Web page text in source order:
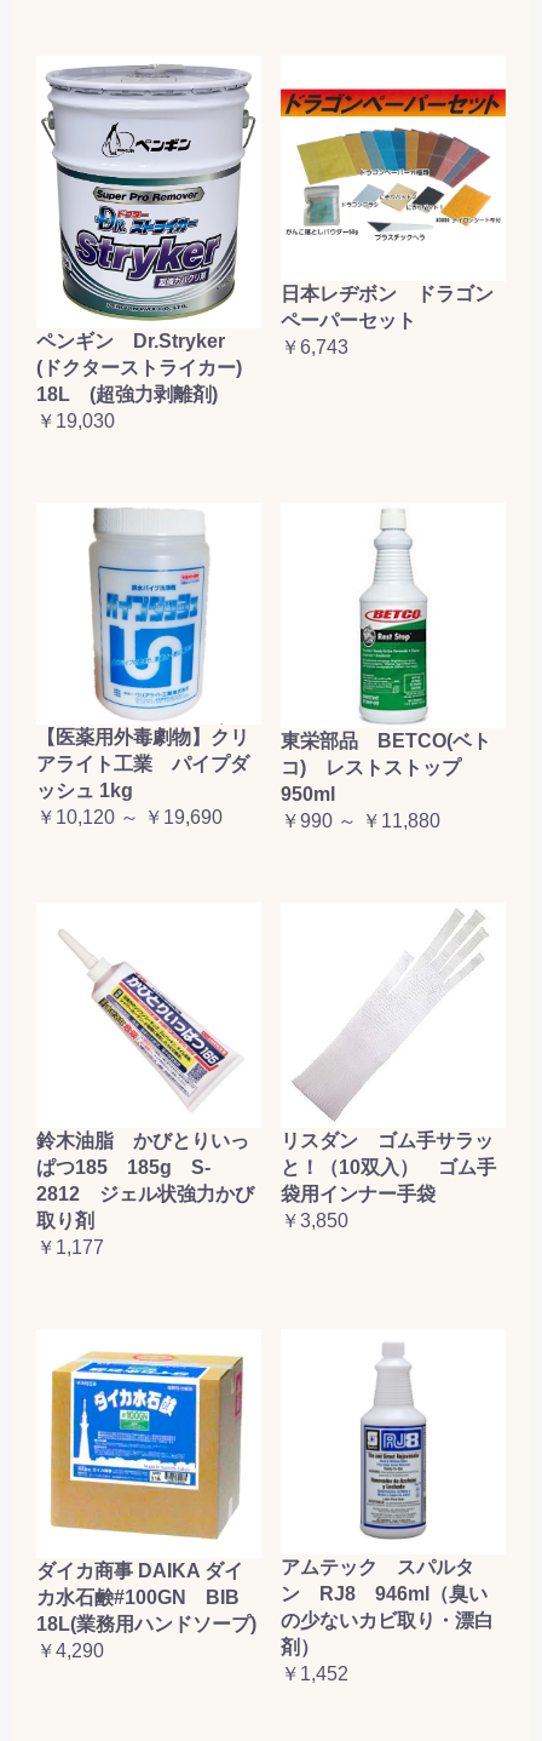
ペンギン Dr.Stryker
(ドクターストライカー)
18L (超強力剥離剤)
￥19,030
日本レヂボン ドラゴン
ペーパーセット
￥6,743
【医薬用外毒劇物】クリ
アライト工業 パイプダ
ッシュ 1kg
￥10,120 ～ ￥19,690
東栄部品 BETCO(ベト
コ) レストストップ
950ml
￥990 ～ ￥11,880
鈴木油脂 かびとりいっ
ぱつ185 185g S-
2812 ジェル状強力かび
取り剤
￥1,177
リスダン ゴム手サラッ
と！（10双入） ゴム手
袋用インナー手袋
￥3,850
ダイカ商事 DAIKA ダイ
カ水石鹸#100GN BIB
18L(業務用ハンドソープ)
￥4,290
アムテック スパルタ
ン RJ8 946ml（臭い
の少ないカビ取り・漂白
剤）
￥1,452